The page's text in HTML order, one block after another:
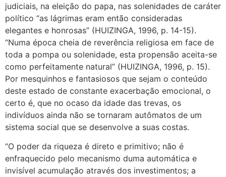
judiciais, na eleição do papa, nas solenidades de caráter
político “as lágrimas eram então consideradas
elegantes e honrosas” (HUIZINGA, 1996, p. 14-15).
“Numa época cheia de reverência religiosa em face de
toda a pompa ou solenidade, esta propensão aceita-se
como perfeitamente natural” (HUIZINGA, 1996, p. 15).
Por mesquinhos e fantasiosos que sejam o conteúdo
deste estado de constante exacerbação emocional, o
certo é, que no ocaso da idade das trevas, os
indivíduos ainda não se tornaram autômatos de um
sistema social que se desenvolve a suas costas.
“O poder da riqueza é direto e primitivo; não é
enfraquecido pelo mecanismo duma automática e
invisível acumulação através dos investimentos; a